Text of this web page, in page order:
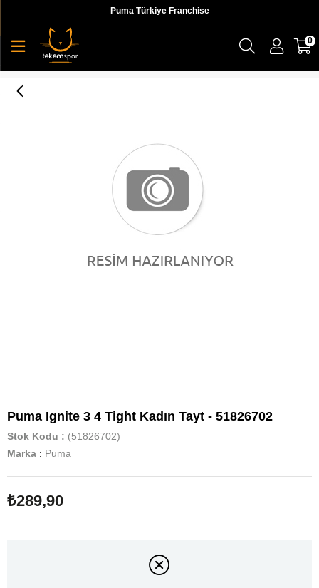
Puma Türkiye Franchise
0
Puma Ignite 3 4 Tight Kadın Tayt - 51826702
Stok Kodu
(51826702)
Marka : Puma
₺289,90